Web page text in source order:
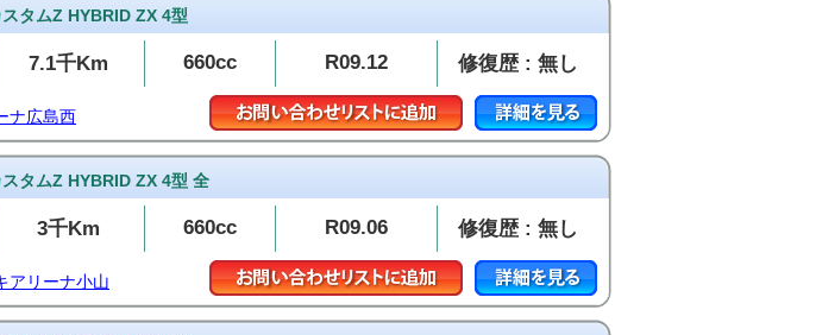
スタムZ HYBRID ZX 4型
7.1千Km 660cc R09.12 修復歴 : 無し
ナ広島西
スタムZ HYBRID ZX 4型 全
3千Km 660cc R09.06 修復歴 : 無し
アリーナ小山